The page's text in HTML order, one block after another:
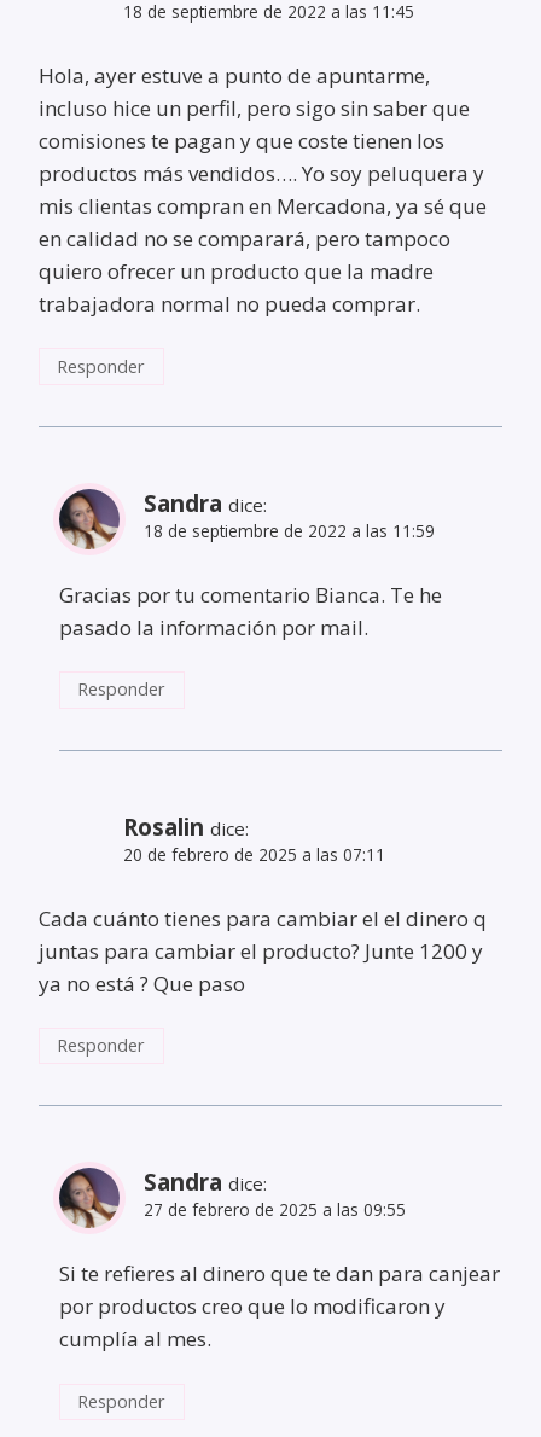
18 de septiembre de 2022 a las 11:45
Hola, ayer estuve a punto de apuntarme,
incluso hice un perfil, pero sigo sin saber que
comisiones te pagan y que coste tienen los
productos más vendidos…. Yo soy peluquera y
mis clientas compran en Mercadona, ya sé que
en calidad no se comparará, pero tampoco
quiero ofrecer un producto que la madre
trabajadora normal no pueda comprar.
Responder
Sandra dice:
18 de septiembre de 2022 a las 11:59
Gracias por tu comentario Bianca. Te he
pasado la información por mail.
Responder
Rosalin dice:
20 de febrero de 2025 a las 07:11
Cada cuánto tienes para cambiar el el dinero q
juntas para cambiar el producto? Junte 1200 y
ya no está ? Que paso
Responder
Sandra dice:
27 de febrero de 2025 a las 09:55
Si te refieres al dinero que te dan para canjear
por productos creo que lo modificaron y
cumplía al mes.
Responder